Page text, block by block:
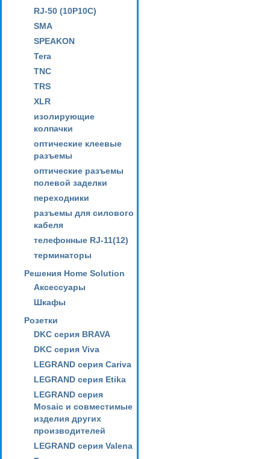
RJ-50 (10P10C)
SMA
SPEAKON
Tera
TNC
TRS
XLR
изолирующие
колпачки
оптические клеевые
разъемы
оптические разъемы
полевой заделки
переходники
разъемы для силового
кабеля
телефонные RJ-11(12)
терминаторы
Решения Home Solution
Аксессуары
Шкафы
Розетки
DKC серия BRAVA
DKC серия Viva
LEGRAND серия Cariva
LEGRAND серия Etika
LEGRAND серия
Mosaic и совместимые
изделия других
производителей
LEGRAND серия Valena